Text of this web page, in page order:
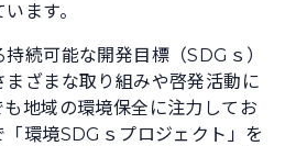
ます。
続可能な開発目標（SDGｓ）
ざまな取り組みや啓発活動に
地域の環境保全に注力してお
「環境SDGｓプロジェクト」を